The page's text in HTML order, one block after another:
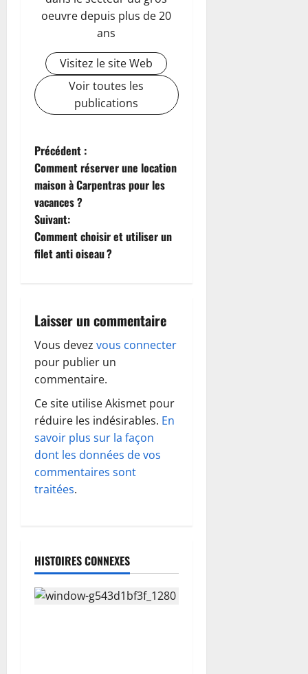
oeuvre depuis plus de 20
ans
Visitez le site Web
Voir toutes les
publications
N
a
v
i
t
i
o
n
d
’
a
t
i
Précédent :
Comment réserver une location
maison à Carpentras pour les
vacances ?
Suivant:
Comment choisir et utiliser un
filet anti oiseau ?
Laisser un commentaire
Vous devez vous connecter
pour publier un
commentaire.
Ce site utilise Akismet pour
réduire les indésirables. En
savoir plus sur la façon
dont les données de vos
commentaires sont
traitées.
HISTOIRES CONNEXES